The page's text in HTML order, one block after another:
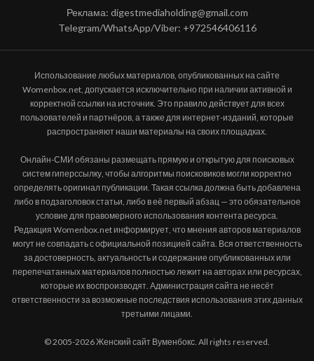
Реклама: digestmediaholding@gmail.com
Telegram/WhatsApp/Viber: +972546406116
Использование любых материалов, опубликованных на сайте
Womenbox.net, допускается исключительно при наличии активной и
корректной ссылки на источник. Это правило действует для всех
пользователей и партнёров, а также для интернет-изданий, которые
распространяют наши материалы на своих площадках.
Онлайн-СМИ обязаны размещать прямую и открытую для поисковых
систем гиперссылку, чтобы алгоритмы поисковиков могли корректно
определять оригинал публикации. Такая ссылка должна быть добавлена
либо в подзаголовок статьи, либо в её первый абзац — это обязательное
условие для правомерного использования контента ресурса.
Редакция Womenbox.net информирует, что мнения авторов материалов
могут не совпадать с официальной позицией сайта. Вся ответственность
за достоверность, актуальность и содержание опубликованных или
перепечатанных материалов полностью лежит на авторах или ресурсах,
которые их воспроизводят. Администрация сайта не несёт
ответственности за возможные последствия использования этих данных
третьими лицами.
© 2005-2026 Женский сайт Вуменбокс. All rights reserved.